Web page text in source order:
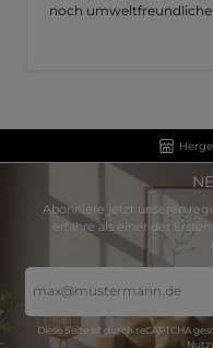
noch
Abonniere jetzt unseren
erfahre als einer der
Mail-
Adresse
Diese Seite ist durch reCAPTCHA